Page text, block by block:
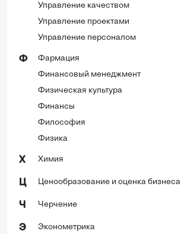
Управление качеством
Управление проектами
Управление персоналом
Ф
Фармация
Финансовый менеджмент
Физическая культура
Финансы
Философия
Физика
Х Химия
Ц Ценообразование и оценка бизнеса
Ч Черчение
Э
Эконометрика